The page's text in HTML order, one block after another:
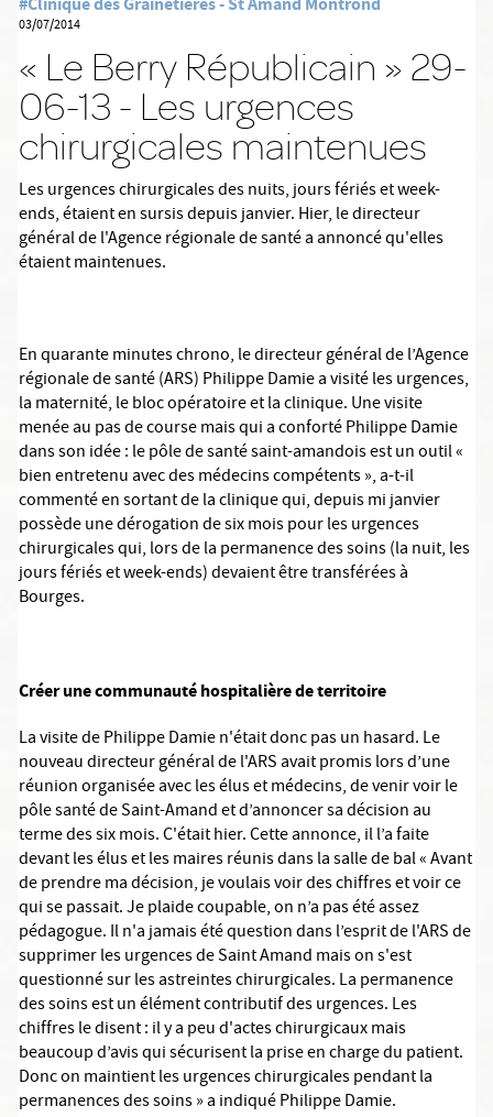
03/07/2014
« Le Berry Républicain » 29-
06-13 - Les urgences
chirurgicales maintenues
Les urgences chirurgicales des nuits, jours fériés et week-
ends, étaient en sursis depuis janvier. Hier, le directeur
général de l'Agence régionale de santé a annoncé qu'elles
étaient maintenues.
En quarante minutes chrono, le directeur général de l’Agence
régionale de santé (ARS) Philippe Damie a visité les urgences,
la maternité, le bloc opératoire et la clinique. Une visite
menée au pas de course mais qui a conforté Philippe Damie
dans son idée : le pôle de santé saint-amandois est un outil «
bien entretenu avec des médecins compétents », a-t-il
commenté en sortant de la clinique qui, depuis mi janvier
possède une dérogation de six mois pour les urgences
chirurgicales qui, lors de la permanence des soins (la nuit, les
jours fériés et week-ends) devaient être transférées à
Bourges.
Créer une communauté hospitalière de territoire
La visite de Philippe Damie n'était donc pas un hasard. Le
nouveau directeur général de l'ARS avait promis lors d’une
réunion organisée avec les élus et médecins, de venir voir le
pôle santé de Saint-Amand et d’annoncer sa décision au
terme des six mois. C'était hier. Cette annonce, il l’a faite
devant les élus et les maires réunis dans la salle de bal « Avant
de prendre ma décision, je voulais voir des chiffres et voir ce
qui se passait. Je plaide coupable, on n’a pas été assez
pédagogue. Il n'a jamais été question dans l’esprit de l'ARS de
supprimer les urgences de Saint Amand mais on s'est
questionné sur les astreintes chirurgicales. La permanence
des soins est un élément contributif des urgences. Les
chiffres le disent : il y a peu d'actes chirurgicaux mais
beaucoup d’avis qui sécurisent la prise en charge du patient.
Donc on maintient les urgences chirurgicales pendant la
permanences des soins » a indiqué Philippe Damie.